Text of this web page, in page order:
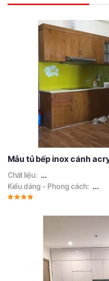
Mẫu tủ bếp inox cánh
Chất liệu: ...
Kiểu dáng - Phong cách: ...